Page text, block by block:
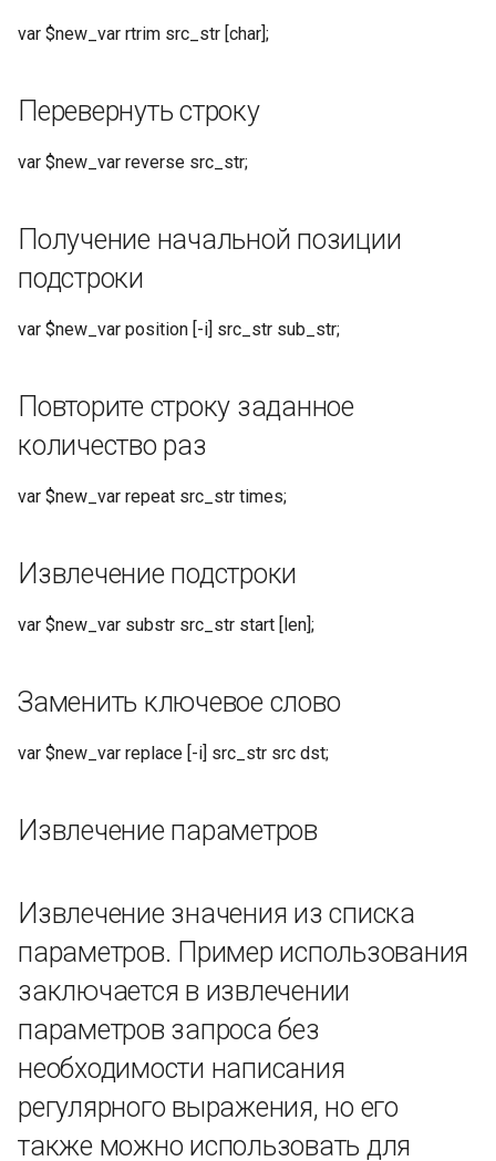
число одним из num2 ..
numn, возвращает 1 или 0
Математические
Абсолютное значение
(возвращает оригинальный
отрицания)
Максимальное значение
(возвращает с
оригинальным форматом)
Минимальное значение
Умножение целых чисел
Целочисленное деление,
Целочисленный модуль,
Побитовая операция AND
Побитовая операция NOT
Побитовое ИЛИ
(исключающее ИЛИ)
var $new_var rtrim src_str [char];
Перевернуть строку
var $new_var reverse src_str;
Получение начальной позиции
подстроки
var $new_var position [-i] src_str sub_str;
Повторите строку заданное
количество раз
var $new_var repeat src_str times;
Извлечение подстроки
var $new_var substr src_str start [len];
Заменить ключевое слово
var $new_var replace [-i] src_str src dst;
Извлечение параметров
Извлечение значения из списка
параметров. Пример использования
заключается в извлечении
параметров запроса без
необходимости написания
регулярного выражения, но его
также можно использовать для